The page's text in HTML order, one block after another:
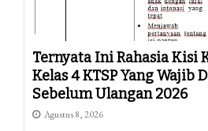
Ternyata Ini Rahasia Kisi
Kelas 4 KTSP Yang Wajib
Sebelum Ulangan 2026
Agustus 8, 2026